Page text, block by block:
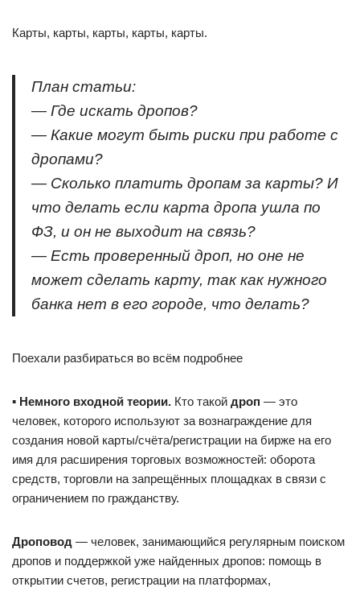
Карты, карты, карты, карты, карты.
План статьи:
— Где искать дропов?
— Какие могут быть риски при работе с
дропами?
— Сколько платить дропам за карты? И
что делать если карта дропа ушла по
ФЗ, и он не выходит на связь?
— Есть проверенный дроп, но оне не
может сделать карту, так как нужного
банка нет в его городе, что делать?
Поехали разбираться во всём подробнее
▪️ Немного входной теории. Кто такой дроп — это
человек, которого используют за вознаграждение для
создания новой карты/счёта/регистрации на бирже на его
имя для расширения торговых возможностей: оборота
средств, торговли на запрещённых площадках в связи с
ограничением по гражданству.
Дроповод — человек, занимающийся регулярным поиском
дропов и поддержкой уже найденных дропов: помощь в
открытии счетов, регистрации на платформах,